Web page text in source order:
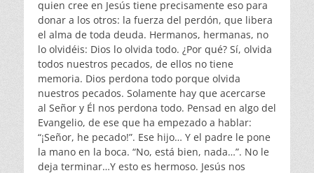
quien cree en Jesús tiene precisamente eso para
donar a los otros: la fuerza del perdón, que libera
el alma de toda deuda. Hermanos, hermanas, no
lo olvidéis: Dios lo olvida todo. ¿Por qué? Sí, olvida
todos nuestros pecados, de ellos no tiene
memoria. Dios perdona todo porque olvida
nuestros pecados. Solamente hay que acercarse
al Señor y Él nos perdona todo. Pensad en algo del
Evangelio, de ese que ha empezado a hablar:
“¡Señor, he pecado!”. Ese hijo… Y el padre le pone
la mano en la boca. “No, está bien, nada…”. No le
deja terminar…Y esto es hermoso. Jesús nos